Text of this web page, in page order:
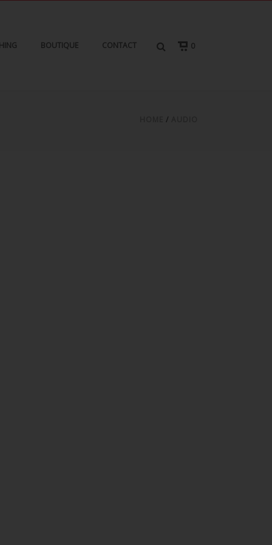
BOUTIQUE CONTACT 0
/